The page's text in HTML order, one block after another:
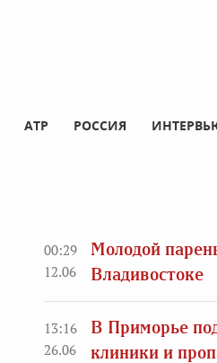
АТР РОССИЯ
00:29
12.06
Молодой
Владивостоке
13:16
26.06
В Приморье
клиники и